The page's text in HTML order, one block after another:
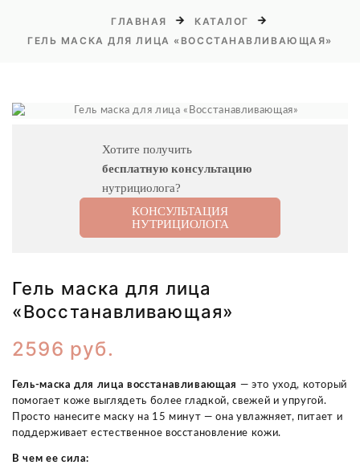
ГЛАВНАЯ
КАТАЛОГ
ГЕЛЬ МАСКА ДЛЯ ЛИЦА «ВОССТАНАВЛИВАЮЩАЯ»
Хотите получить
бесплатную консультацию
нутрициолога?
КОНСУЛЬТАЦИЯ
НУТРИЦИОЛОГА
Гель маска для лица
«Восстанавливающая»
2596 руб.
Гель-маска для лица восстанавливающая — это уход, который
помогает коже выглядеть более гладкой, свежей и упругой.
Просто нанесите маску на 15 минут — она увлажняет, питает и
поддерживает естественное восстановление кожи.
В чем ее сила: